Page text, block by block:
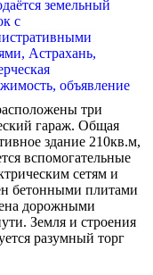
три
гараж. Общая
здание 210кв.м,
вспомогательные
сетям и
бетонными плитами
дорожными
Земля и строения
разумный торг